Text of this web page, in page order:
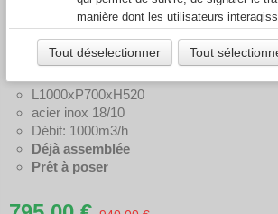
HOTTE DYNAMIQUE 1M
L1000xP700xH520
acier inox 18/10
Débit: 1000m3/h
Déjà assemblée
Prêt à poser
manière dont les utilisateurs
meilleurs services.
Tout déselectionner Tout